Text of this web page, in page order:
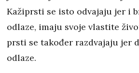
Kažiprsti se isto odvajaju jer i
odlaze, imaju svoje vlastite
prsti se također razdvajaju jer
odlaze.